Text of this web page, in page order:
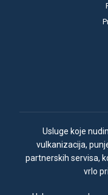
Usluge koje
vulkanizacija,
partnerskih servisa,
vrlo